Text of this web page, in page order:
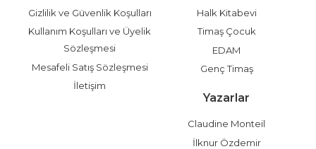
Gizlilik ve Güvenlik Koşulları
Kullanım Koşulları ve Üyelik
Sözleşmesi
Mesafeli Satış Sözleşmesi
İletişim
Halk Kitabevi
Timaş Çocuk
EDAM
Genç Timaş
Yazarlar
Claudine Monteil
İlknur Özdemir